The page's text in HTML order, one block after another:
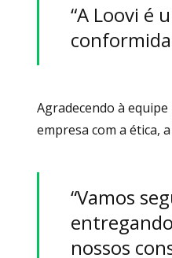
“A Loovi é
Agradecendo à
empresa com a ética,
“Vamos
nossos